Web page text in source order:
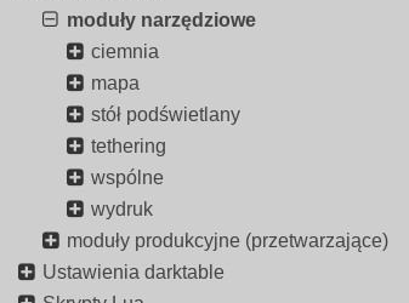
moduły narzędziowe
ciemnia
mapa
stół podświetlany
tethering
wspólne
wydruk
moduły produkcyjne (przetwarzające)
Ustawienia darktable